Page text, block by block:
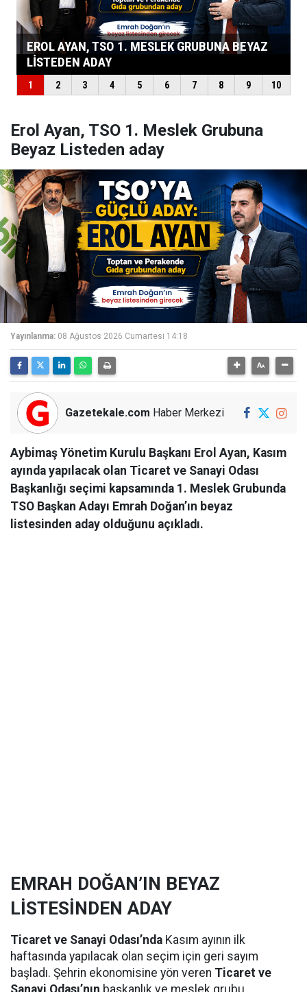
Erol Ayan, TSO 1. Meslek Grubuna
Beyaz Listeden aday
Yayınlanma: 08 Ağustos 2026 Cumartesi 14:18
Gazetekale.com Haber Merkezi
Aybimaş Yönetim Kurulu Başkanı Erol Ayan, Kasım
ayında yapılacak olan Ticaret ve Sanayi Odası
Başkanlığı seçimi kapsamında 1. Meslek Grubunda
TSO Başkan Adayı Emrah Doğan’ın beyaz
listesinden aday olduğunu açıkladı.
EMRAH DOĞAN’IN BEYAZ
LİSTESİNDEN ADAY
Ticaret ve Sanayi Odası’nda Kasım ayının ilk
haftasında yapılacak olan seçim için geri sayım
başladı. Şehrin ekonomisine yön veren Ticaret ve
Sanayi Odası’nın başkanlık ve meslek grubu